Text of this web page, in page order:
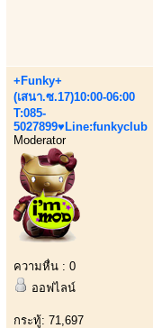
+Funky+
(เสนา.ซ.17)10:00-06:00
T:085-
5027899♥Line:funkyclub
Moderator
ความหื่น : 0
ออฟไลน์
กระทู้: 71,697